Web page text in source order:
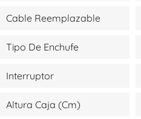
Cable Reemplazable
Tipo De Enchufe
Interruptor
Altura Caja (cm)